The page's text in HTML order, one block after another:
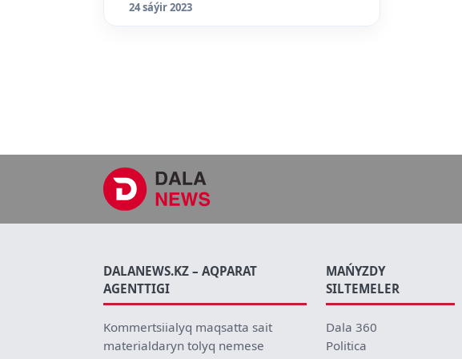
24 sáýir 2023
DALANEWS.KZ – AQPARAT
AGENTTIGI
Kommertsiialyq maqsatta sait
materialdaryn tolyq nemese
MAŃYZDY
SILTEMELER
Dala 360
Politica